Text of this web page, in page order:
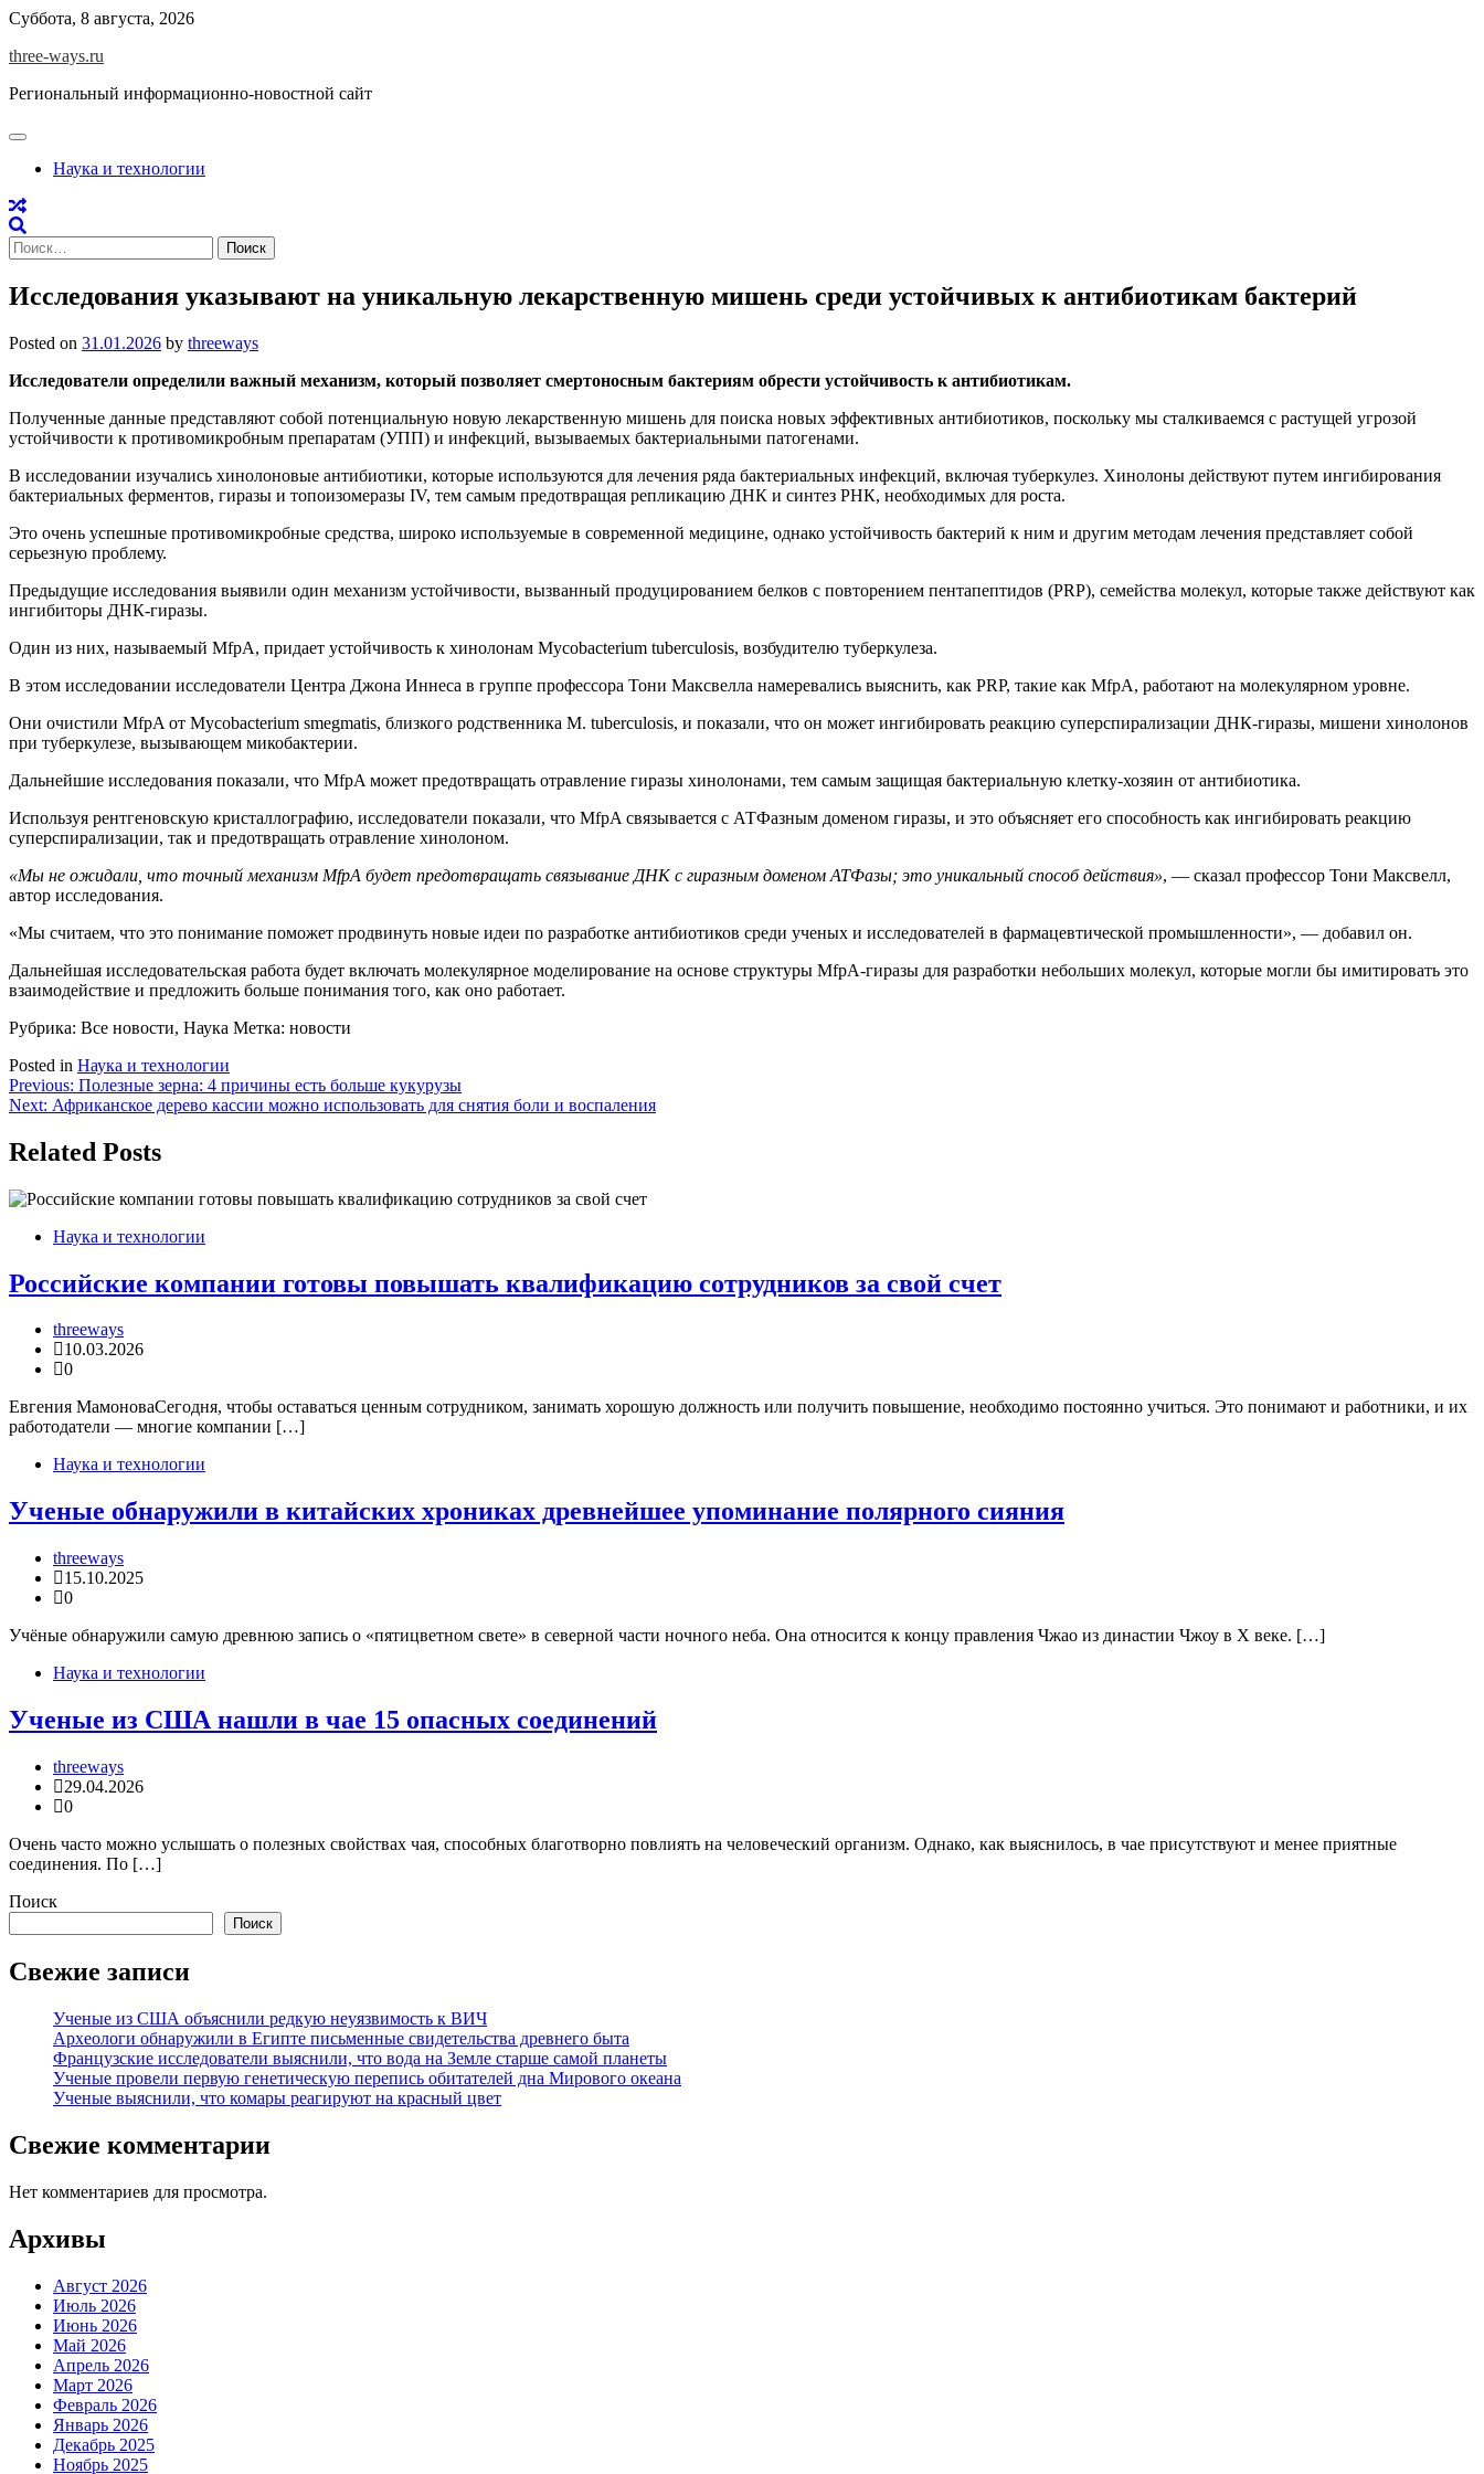
Skip
content
Суббота, 8 августа, 2026
three-ways.ru
Региональный информационно-новостной сайт
Наука и технологии
Найти:
Исследования указывают на уникальную лекарственную мишень среди устойчивых к антибиотикам бактерий
Posted on 31.01.2026 by threeways
Исследователи определили важный механизм, который позволяет смертоносным бактериям обрести устойчивость к антибиотикам.
Полученные данные представляют собой потенциальную новую лекарственную мишень для поиска новых эффективных антибиотиков, поскольку мы сталкиваемся с растущей угрозой
устойчивости к противомикробным препаратам (УПП) и инфекций, вызываемых бактериальными патогенами.
В исследовании изучались хинолоновые антибиотики, которые используются для лечения ряда бактериальных инфекций, включая туберкулез. Хинолоны действуют путем ингибирования
бактериальных ферментов, гиразы и топоизомеразы IV, тем самым предотвращая репликацию ДНК и синтез РНК, необходимых для роста.
Это очень успешные противомикробные средства, широко используемые в современной медицине, однако устойчивость бактерий к ним и другим методам лечения представляет собой
серьезную проблему.
Предыдущие исследования выявили один механизм устойчивости, вызванный продуцированием белков с повторением пентапептидов (PRP), семейства молекул, которые также действуют как
ингибиторы ДНК-гиразы.
Один из них, называемый MfpA, придает устойчивость к хинолонам Mycobacterium tuberculosis, возбудителю туберкулеза.
В этом исследовании исследователи Центра Джона Иннеса в группе профессора Тони Максвелла намеревались выяснить, как PRP, такие как MfpA, работают на молекулярном уровне.
Они очистили MfpA от Mycobacterium smegmatis, близкого родственника M. tuberculosis, и показали, что он может ингибировать реакцию суперспирализации ДНК-гиразы, мишени хинолонов
при туберкулезе, вызывающем микобактерии.
Дальнейшие исследования показали, что MfpA может предотвращать отравление гиразы хинолонами, тем самым защищая бактериальную клетку-хозяин от антибиотика.
Используя рентгеновскую кристаллографию, исследователи показали, что MfpA связывается с АТФазным доменом гиразы, и это объясняет его способность как ингибировать реакцию
суперспирализации, так и предотвращать отравление хинолоном.
«Мы не ожидали, что точный механизм MfpA будет предотвращать связывание ДНК с гиразным доменом АТФазы; это уникальный способ действия», — сказал профессор Тони Максвелл,
автор исследования.
«Мы считаем, что это понимание поможет продвинуть новые идеи по разработке антибиотиков среди ученых и исследователей в фармацевтической промышленности», — добавил он.
Дальнейшая исследовательская работа будет включать молекулярное моделирование на основе структуры MfpA-гиразы для разработки небольших молекул, которые могли бы имитировать это
взаимодействие и предложить больше понимания того, как оно работает.
Рубрика: Все новости, Наука Метка: новости
Posted in Наука и технологии
Навигация
по
записям
Previous: Полезные зерна: 4 причины есть больше кукурузы
Next: Африканское дерево кассии можно использовать для снятия боли и воспаления
Related Posts
Наука и технологии
Российские компании готовы повышать квалификацию сотрудников за свой счет
threeways
10.03.2026
0
Евгения МамоноваСегодня, чтобы оставаться ценным сотрудником, занимать хорошую должность или получить повышение, необходимо постоянно учиться. Это понимают и работники, и их
работодатели — многие компании […]
Наука и технологии
Ученые обнаружили в китайских хрониках древнейшее упоминание полярного сияния
threeways
15.10.2025
0
Учёные обнаружили самую древнюю запись о «пятицветном свете» в северной части ночного неба. Она относится к концу правления Чжао из династии Чжоу в X веке. […]
Наука и технологии
Ученые из США нашли в чае 15 опасных соединений
threeways
29.04.2026
0
Очень часто можно услышать о полезных свойствах чая, способных благотворно повлиять на человеческий организм. Однако, как выяснилось, в чае присутствуют и менее приятные
соединения. По […]
Поиск
Поиск
Свежие записи
Ученые из США объяснили редкую неуязвимость к ВИЧ
Археологи обнаружили в Египте письменные свидетельства древнего быта
Французские исследователи выяснили, что вода на Земле старше самой планеты
Ученые провели первую генетическую перепись обитателей дна Мирового океана
Ученые выяснили, что комары реагируют на красный цвет
Свежие комментарии
Нет комментариев для просмотра.
Архивы
Август 2026
Июль 2026
Июнь 2026
Май 2026
Апрель 2026
Март 2026
Февраль 2026
Январь 2026
Декабрь 2025
Ноябрь 2025